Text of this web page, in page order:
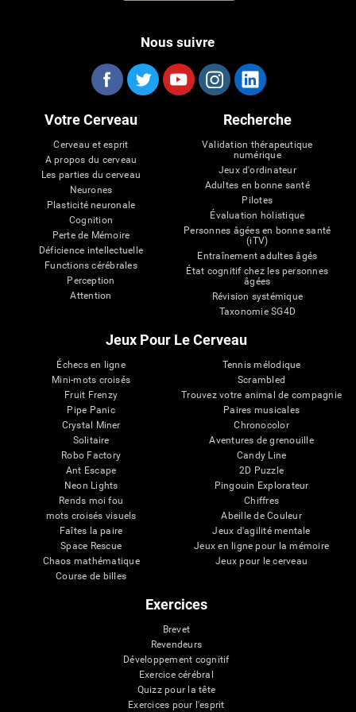
Nous suivre
Votre Cerveau
Cerveau et esprit
A propos du cerveau
Les parties du cerveau
Neurones
Plasticité neuronale
Cognition
Perte de Mémoire
Déficience intellectuelle
Functions cérébrales
Perception
Attention
Recherche
Validation thérapeutique
numérique
Jeux d'ordinateur
Adultes en bonne santé
Pilotes
Évaluation holistique
Personnes âgées en bonne santé
(iTV)
Entraînement adultes âgés
État cognitif chez les personnes
âgées
Révision systémique
Taxonomie SG4D
Jeux Pour Le Cerveau
Échecs en ligne
Mini-mots croisés
Fruit Frenzy
Pipe Panic
Crystal Miner
Solitaire
Robo Factory
Ant Escape
Neon Lights
Rends moi fou
mots croisés visuels
Faîtes la paire
Space Rescue
Chaos mathématique
Course de billes
Tennis mélodique
Scrambled
Trouvez votre animal de compagnie
Paires musicales
Chronocolor
Aventures de grenouille
Candy Line
2D Puzzle
Pingouin Explorateur
Chiffres
Abeille de Couleur
Jeux d'agilité mentale
Jeux en ligne pour la mémoire
Jeux pour le cerveau
Exercices
Brevet
Revendeurs
Développement cognitif
Exercice cérébral
Quizz pour la tête
Exercices pour l'esprit